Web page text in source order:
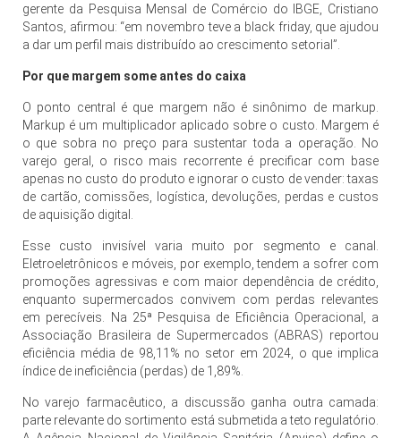
gerente da Pesquisa Mensal de Comércio do IBGE, Cristiano
Santos, afirmou: “em novembro teve a black friday, que ajudou
a dar um perfil mais distribuído ao crescimento setorial”.
Por que margem some antes do caixa
O ponto central é que margem não é sinônimo de markup.
Markup é um multiplicador aplicado sobre o custo. Margem é
o que sobra no preço para sustentar toda a operação. No
varejo geral, o risco mais recorrente é precificar com base
apenas no custo do produto e ignorar o custo de vender: taxas
de cartão, comissões, logística, devoluções, perdas e custos
de aquisição digital.
Esse custo invisível varia muito por segmento e canal.
Eletroeletrônicos e móveis, por exemplo, tendem a sofrer com
promoções agressivas e com maior dependência de crédito,
enquanto supermercados convivem com perdas relevantes
em perecíveis. Na 25ª Pesquisa de Eficiência Operacional, a
Associação Brasileira de Supermercados (ABRAS) reportou
eficiência média de 98,11% no setor em 2024, o que implica
índice de ineficiência (perdas) de 1,89%.
No varejo farmacêutico, a discussão ganha outra camada:
parte relevante do sortimento está submetida a teto regulatório.